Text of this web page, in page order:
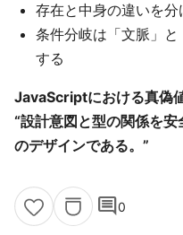
存在と中身の違いを分
条件分岐は「文脈」
する
JavaScriptにおける真偽
“設計意図と型の関係を
のデザインである。”
comment0